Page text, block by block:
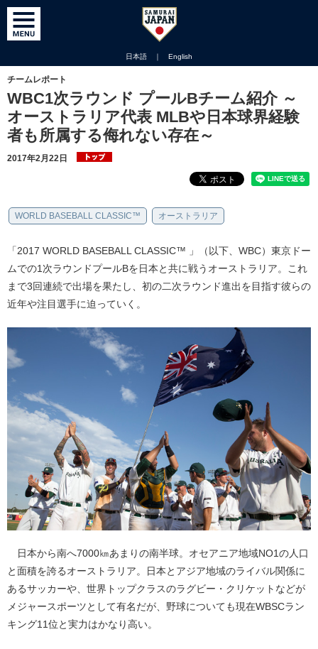
日本語 ｜ English
チームレポート
WBC1次ラウンド プールBチーム紹介 ～
オーストラリア代表 MLBや日本球界経験
者も所属する侮れない存在～
2017年2月22日
WORLD BASEBALL CLASSIC™ オーストラリア
「2017 WORLD BASEBALL CLASSIC™ 」（以下、WBC）東京ドー
ムでの1次ラウンドプールBを日本と共に戦うオーストラリア。これ
まで3回連続で出場を果たし、初の二次ラウンド進出を目指す彼らの
近年や注目選手に迫っていく。
日本から南へ7000㎞あまりの南半球。オセアニア地域NO1の人口
と面積を誇るオーストラリア。日本とアジア地域のライバル関係に
あるサッカーや、世界トップクラスのラグビー・クリケットなどが
メジャースポーツとして有名だが、野球についても現在WBSCラン
キング11位と実力はかなり高い。